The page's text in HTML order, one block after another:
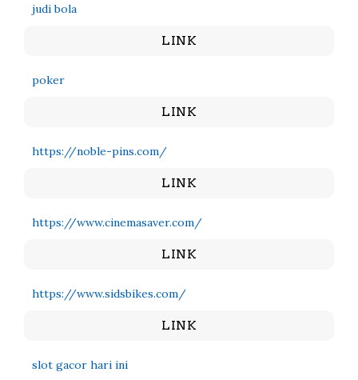
judi bola
LINK
poker
LINK
https://noble-pins.com/
LINK
https://www.cinemasaver.com/
LINK
https://www.sidsbikes.com/
LINK
slot gacor hari ini